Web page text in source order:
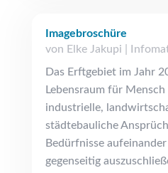
Imagebroschüre
von Elke Jakupi
Das Erftgebiet im Jahr
Lebensraum für
industrielle,
städtebauliche
Bedürfnisse
gegenseitig